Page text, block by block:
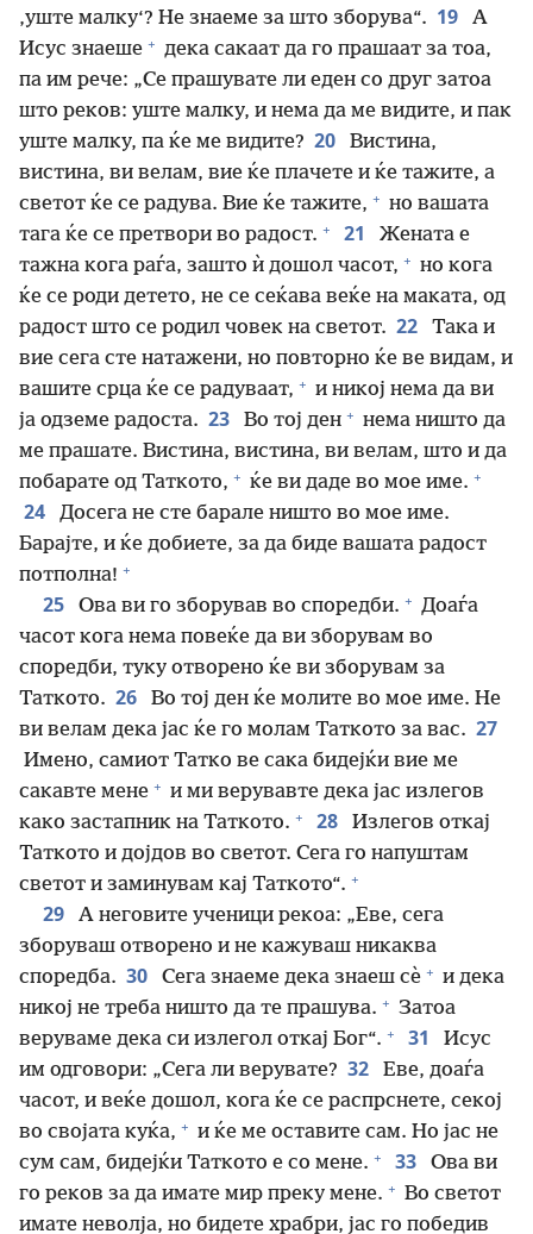
‚уште малку‘? Не знаеме за што зборува“. 19
А
Исус знаеше + дека сакаат да го прашаат за тоа,
па им рече: „Се прашувате ли еден со друг затоа
што реков: уште малку, и нема да ме видите, и пак
уште малку, па ќе ме видите? 20
Вистина,
вистина, ви велам, вие ќе плачете и ќе тажите, а
светот ќе се радува. Вие ќе тажите, + но вашата
тага ќе се претвори во радост. + 21
Жената е
тажна кога раѓа, зашто ѝ дошол часот, + но кога
ќе се роди детето, не се сеќава веќе на маката, од
радост што се родил човек на светот. 22
Така и
вие сега сте натажени, но повторно ќе ве видам, и
вашите срца ќе се радуваат, + и никој нема да ви
ја одземе радоста. 23 Во тој ден + нема ништо да
ме прашате. Вистина, вистина, ви велам, што и да
побарате од Таткото, + ќе ви даде во мое име. +
24
Досега не сте барале ништо во мое име.
Барајте, и ќе добиете, за да биде вашата радост
потполна! +
25 Ова ви го зборував во споредби. + Доаѓа
часот кога нема повеќе да ви зборувам во
споредби, туку отворено ќе ви зборувам за
Таткото. 26
Во тој ден ќе молите во мое име. Не
ви велам дека јас ќе го молам Таткото за вас. 27
Имено, самиот Татко ве сака бидејќи вие ме
сакавте мене + и ми верувавте дека јас излегов
како застапник на Таткото. + 28
Излегов откај
Таткото и дојдов во светот. Сега го напуштам
светот и заминувам кај Таткото“. +
29
А неговите ученици рекоа: „Еве, сега
зборуваш отворено и не кажуваш никаква
споредба. 30 Сега знаеме дека знаеш сѐ + и дека
никој не треба ништо да те прашува. + Затоа
веруваме дека си излегол откај Бог“. + 31
Исус
им одговори: „Сега ли верувате? 32
Еве, доаѓа
часот, и веќе дошол, кога ќе се распрснете, секој
во својата куќа, + и ќе ме оставите сам. Но јас не
сум сам, бидејќи Таткото е со мене. + 33
Ова ви
го реков за да имате мир преку мене. + Во светот
имате неволја, но бидете храбри, јас го победив